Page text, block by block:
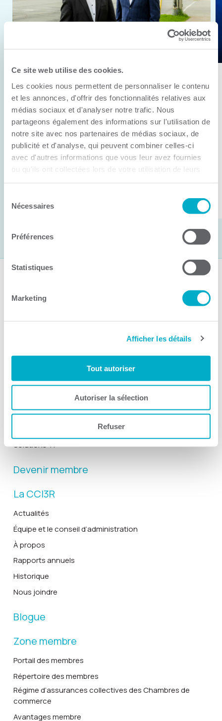
Ce site web utilise des cookies.
Les cookies nous permettent de personnaliser le contenu
et les annonces, d'offrir des fonctionnalités relatives aux
médias sociaux et d'analyser notre trafic. Nous
partageons également des informations sur l'utilisation de
notre site avec nos partenaires de médias sociaux, de
publicité et d'analyse, qui peuvent combiner celles-ci
avec d'autres informations que vous leur avez fournies
ou qu'ils ont collectées lors de votre utilisation de leurs
Nécessaires
Préférences
Statistiques
Marketing
Afficher les détails
Tout autoriser
Autoriser la sélection
Refuser
Anick Métivier devient le nouveau
président de la CCI3R
C’est lors de son assemblée générale annuelle
tenue hier que la Chambre de commerce et
d’industries de ...
Toutes les activités
Gusto
Solutions TI
Devenir membre
La CCI3R
Actualités
Équipe et le conseil d’administration
À propos
Rapports annuels
Historique
Nous joindre
Blogue
Zone membre
Portail des membres
Répertoire des membres
Régime d’assurances collectives des Chambres de
commerce
Avantages membre